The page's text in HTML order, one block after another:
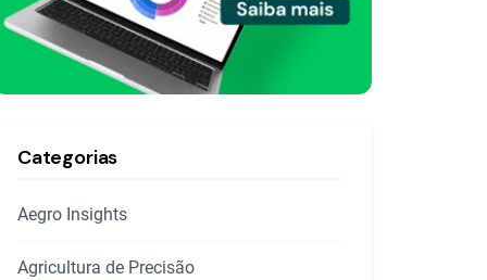
Categorias
Aegro Insights
Agricultura de Precisão